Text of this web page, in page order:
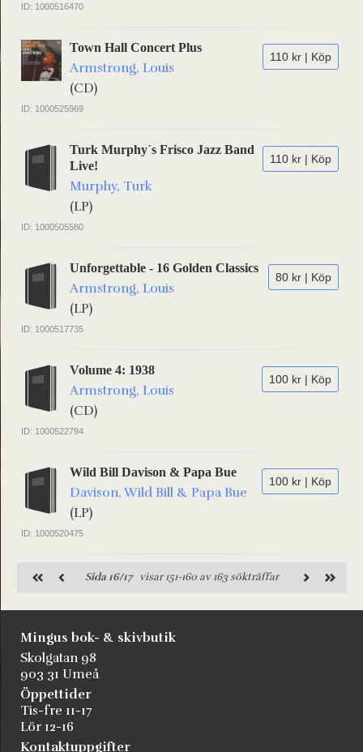
ID: 1000516470
110 kr | Köp
Town Hall Concert Plus
Armstrong, Louis
(CD)
ID: 1000525969
110 kr | Köp
Turk Murphy´s Frisco Jazz Band
Live!
Murphy, Turk
(LP)
ID: 1000505580
80 kr | Köp
Unforgettable - 16 Golden Classics
Armstrong, Louis
(LP)
ID: 1000517735
100 kr | Köp
Volume 4: 1938
Armstrong, Louis
(CD)
ID: 1000522794
100 kr | Köp
Wild Bill Davison & Papa Bue
Davison, Wild Bill & Papa Bue
(LP)
ID: 1000520475
Sida 16/17visar 151-160 av 163 sökträffar
Mingus bok- & skivbutik
Skolgatan 98
903 31 Umeå
Öppettider
Tis-fre 11-17
Lör 12-16
Kontaktuppgifter